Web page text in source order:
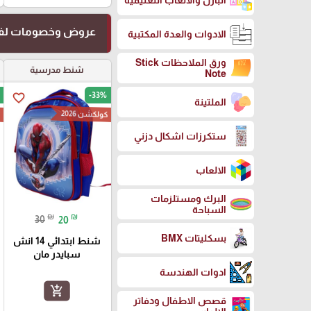
الادوات والعدة المكتبية
ورق الملاحظات Stick
Note
الملتينة
ستكرزات اشكال دزني
الالعاب
البرك ومستلزمات
السباحة
بسكليتات BMX
ادوات الهندسة
قصص الاطفال ودفاتر
عروض وخصومات
شنط مدرسية
favorite_border -33%
كولكشن 2026
30 ₪ 20 ₪
شنط ابتدائي 14 انش
سبايدر مان
add_shopping_cart